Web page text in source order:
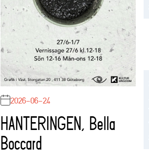
2026-06-24
HANTERINGEN, Bella
Boccard